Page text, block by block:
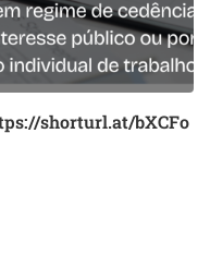
shorturl.at/bXCFo